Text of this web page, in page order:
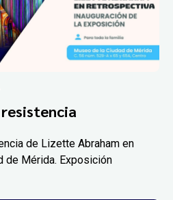
de Lizette Abraham en
de Mérida. Exposición